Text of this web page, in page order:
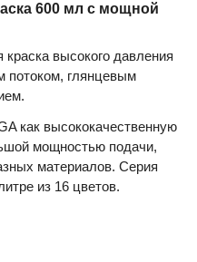
600 мл с мощной
высокого давления
потоком, глянцевым
как высококачественную
мощностью подачи,
материалов. Серия
из 16 цветов.